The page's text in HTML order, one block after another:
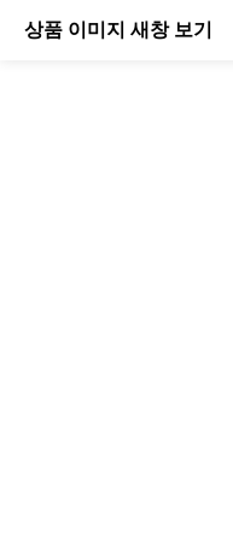
상품 이미지 새창 보기